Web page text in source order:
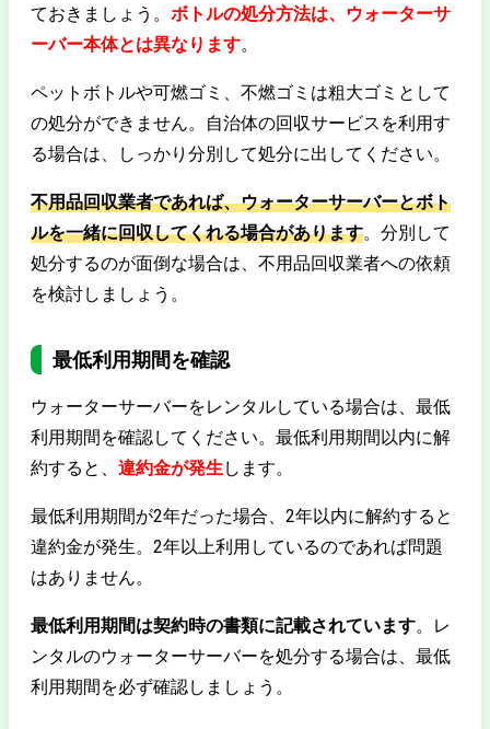
ておきましょう。 ボトルの処分方法は、ウォーターサ
ーバー本体とは異なります。
ペットボトルや可燃ゴミ、不燃ゴミは粗大ゴミとして
の処分ができません。自治体の回収サービスを利用す
る場合は、しっかり分別して処分に出してください。
不用品回収業者であれば、ウォーターサーバーとボト
ルを一緒に回収してくれる場合があります。分別して
処分するのが面倒な場合は、不用品回収業者への依頼
を検討しましょう。
最低利用期間を確認
ウォーターサーバーをレンタルしている場合は、最低
利用期間を確認してください。最低利用期間以内に解
約すると、 違約金が発生 します。
最低利用期間が2年だった場合、2年以内に解約すると
違約金が発生。2年以上利用しているのであれば問題
はありません。
最低利用期間は契約時の書類に記載されています。レ
ンタルのウォーターサーバーを処分する場合は、最低
利用期間を必ず確認しましょう。